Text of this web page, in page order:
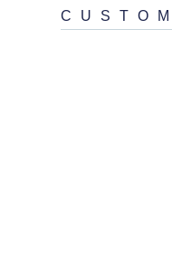
CUSTOM